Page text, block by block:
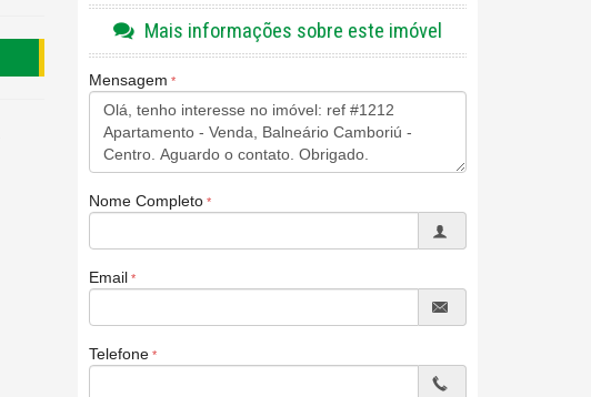
Mais informações sobre este imóvel
Mensagem
Nome Completo
Email
Telefone